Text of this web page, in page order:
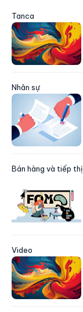
Tanca
Nhân sự
Bán hàng và tiếp thị
Video